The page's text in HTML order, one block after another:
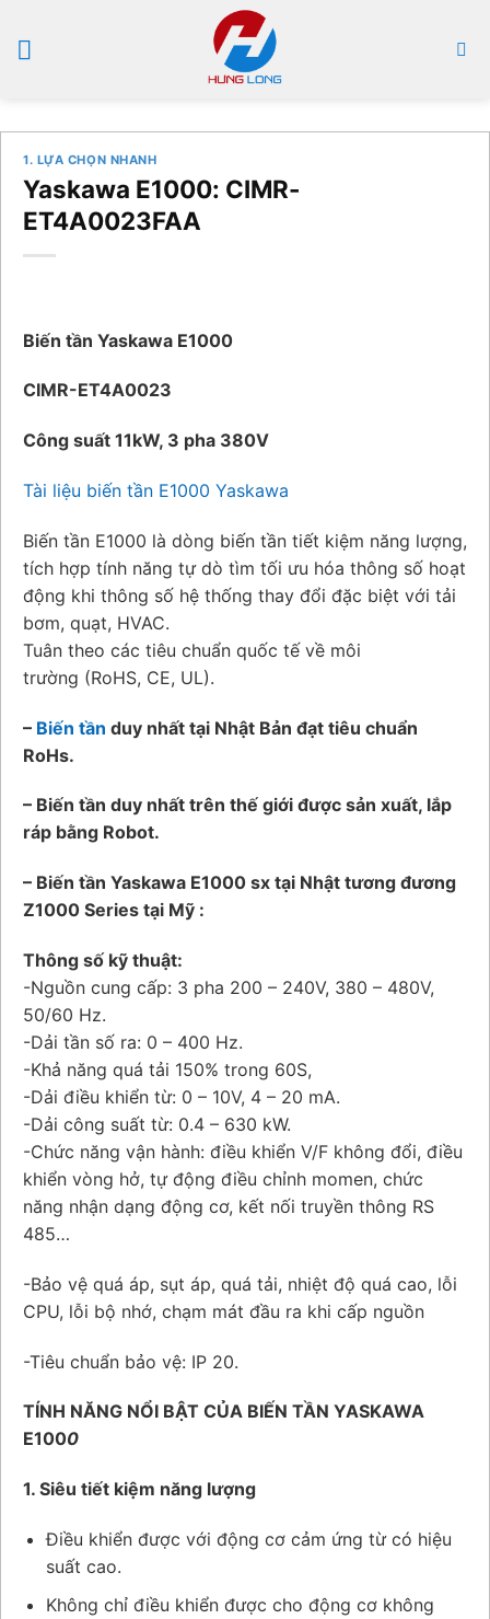
qua
nội
1. LỰA CHỌN NHANH
Yaskawa E1000: CIMR-
ET4A0023FAA
Biến tần Yaskawa E1000
CIMR-ET4A0023
Công suất 11kW, 3 pha 380V
Tài liệu biến tần E1000 Yaskawa
Biến tần E1000 là dòng biến tần tiết kiệm năng lượng,
tích hợp tính năng tự dò tìm tối ưu hóa thông số hoạt
động khi thông số hệ thống thay đổi đặc biệt với tải
bơm, quạt, HVAC.
Tuân theo các tiêu chuẩn quốc tế về môi
trường (RoHS, CE, UL).
– Biến tần duy nhất tại Nhật Bản đạt tiêu chuẩn
RoHs.
– Biến tần duy nhất trên thế giới được sản xuất, lắp
ráp bằng Robot.
– Biến tần Yaskawa E1000 sx tại Nhật tương đương
Z1000 Series tại Mỹ :
Thông số kỹ thuật:
-Nguồn cung cấp: 3 pha 200 – 240V, 380 – 480V,
50/60 Hz.
-Dải tần số ra: 0 – 400 Hz.
-Khả năng quá tải 150% trong 60S,
-Dải điều khiển từ: 0 – 10V, 4 – 20 mA.
-Dải công suất từ: 0.4 – 630 kW.
-Chức năng vận hành: điều khiển V/F không đổi, điều
khiển vòng hở, tự động điều chỉnh momen, chức
năng nhận dạng động cơ, kết nối truyền thông RS
485…
-Bảo vệ quá áp, sụt áp, quá tải, nhiệt độ quá cao, lỗi
CPU, lỗi bộ nhớ, chạm mát đầu ra khi cấp nguồn
-Tiêu chuẩn bảo vệ: IP 20.
TÍNH NĂNG NỔI BẬT CỦA BIẾN TẦN YASKAWA
E1000
1. Siêu tiết kiệm năng lượng
Điều khiển được với động cơ cảm ứng từ có hiệu
suất cao.
Không chỉ điều khiển được cho động cơ không